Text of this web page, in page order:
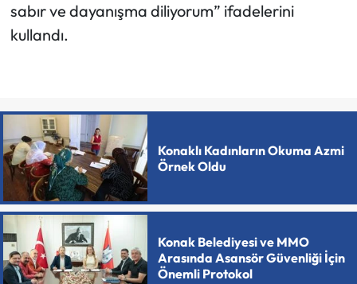
sabır ve dayanışma diliyorum” ifadelerini
kullandı.
Konaklı Kadınların Okuma Azmi
Örnek Oldu
Konak Belediyesi ve MMO
Arasında Asansör Güvenliği İçin
Önemli Protokol